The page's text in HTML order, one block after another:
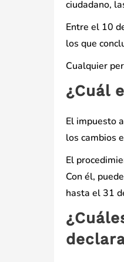
ciudadano,
Entre el 10
los que
Cualquier
¿Cuál
El impuesto
los cambios
El
Con él,
hasta el 31